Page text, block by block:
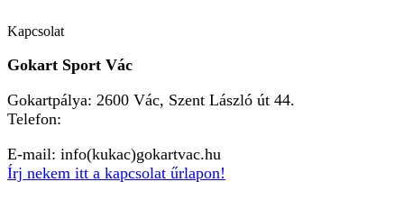
Kapcsolat
Gokart Sport Vác
Gokartpálya: 2600 Vác, Szent László út 44.
Telefon:
E-mail: info(kukac)gokartvac.hu
Írj nekem itt a kapcsolat űrlapon!